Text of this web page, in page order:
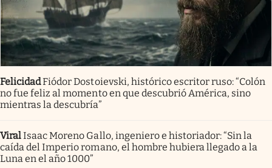
FelicidadFiódor Dostoievski, histórico escritor ruso: “Colón
no fue feliz al momento en que descubrió América, sino
mientras la descubría”
ViralIsaac Moreno Gallo, ingeniero e historiador: “Sin la
caída del Imperio romano, el hombre hubiera llegado a la
Luna en el año 1000”